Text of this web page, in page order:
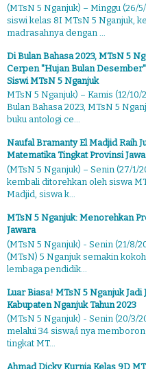
(MTsN 5 Nganjuk) – Minggu (26/
siswi kelas 8I MTsN 5 Nganjuk,
madrasahnya dengan ...
Di Bulan Bahasa 2023, MTsN 5
Cerpen "Hujan Bulan
Siswi MTsN 5 Nganjuk
MTsN 5 Nganjuk) – Kamis (12/
Bulan Bahasa 2023, MTsN 5
buku antologi ce...
Naufal Bramanty El Madjid Raih
Matematika Tingkat Provinsi
(MTsN 5 Nganjuk) – Senin (27/1/
kembali ditorehkan oleh siswa
Madjid, siswa k...
MTsN 5 Nganjuk: Menorehkan
Jawara
(MTsN 5 Nganjuk) - Senin (21/8/
(MTsN) 5 Nganjuk semakin
lembaga pendidik...
Luar Biasa! MTsN 5 Nganjuk
Kabupaten Nganjuk Tahun 2023
(MTsN 5 Nganjuk) - Senin (20/3/
melalui 34 siswa/i nya
tingkat MT...
Ahmad Dicky Kurnia Kelas 9D